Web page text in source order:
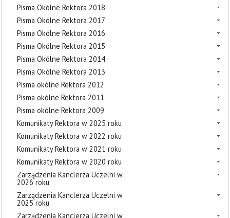
Pisma Okólne Rektora 2018
Pisma Okólne Rektora 2017
Pisma Okólne Rektora 2016
Pisma Okólne Rektora 2015
Pisma Okólne Rektora 2014
Pisma Okólne Rektora 2013
Pisma okólne Rektora 2012
Pisma okólne Rektora 2011
Pisma okólne Rektora 2009
Komunikaty Rektora w 2025 roku
Komunikaty Rektora w 2022 roku
Komunikaty Rektora w 2021 roku
Komunikaty Rektora w 2020 roku
Zarządzenia Kanclerza Uczelni w
2026 roku
Zarządzenia Kanclerza Uczelni w
2025 roku
Zarządzenia Kanclerza Uczelni w